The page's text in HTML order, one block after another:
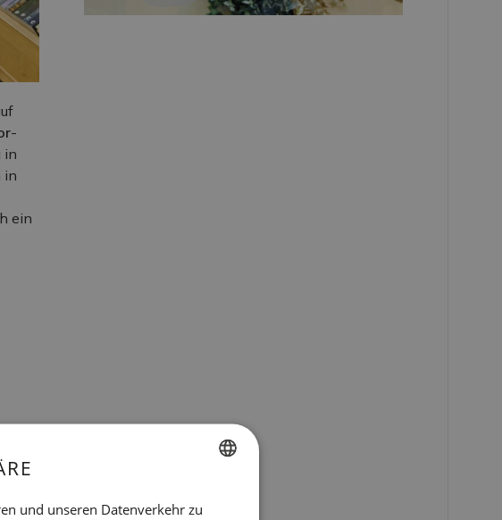
-
in
in
ein
und unseren Datenverkehr zu